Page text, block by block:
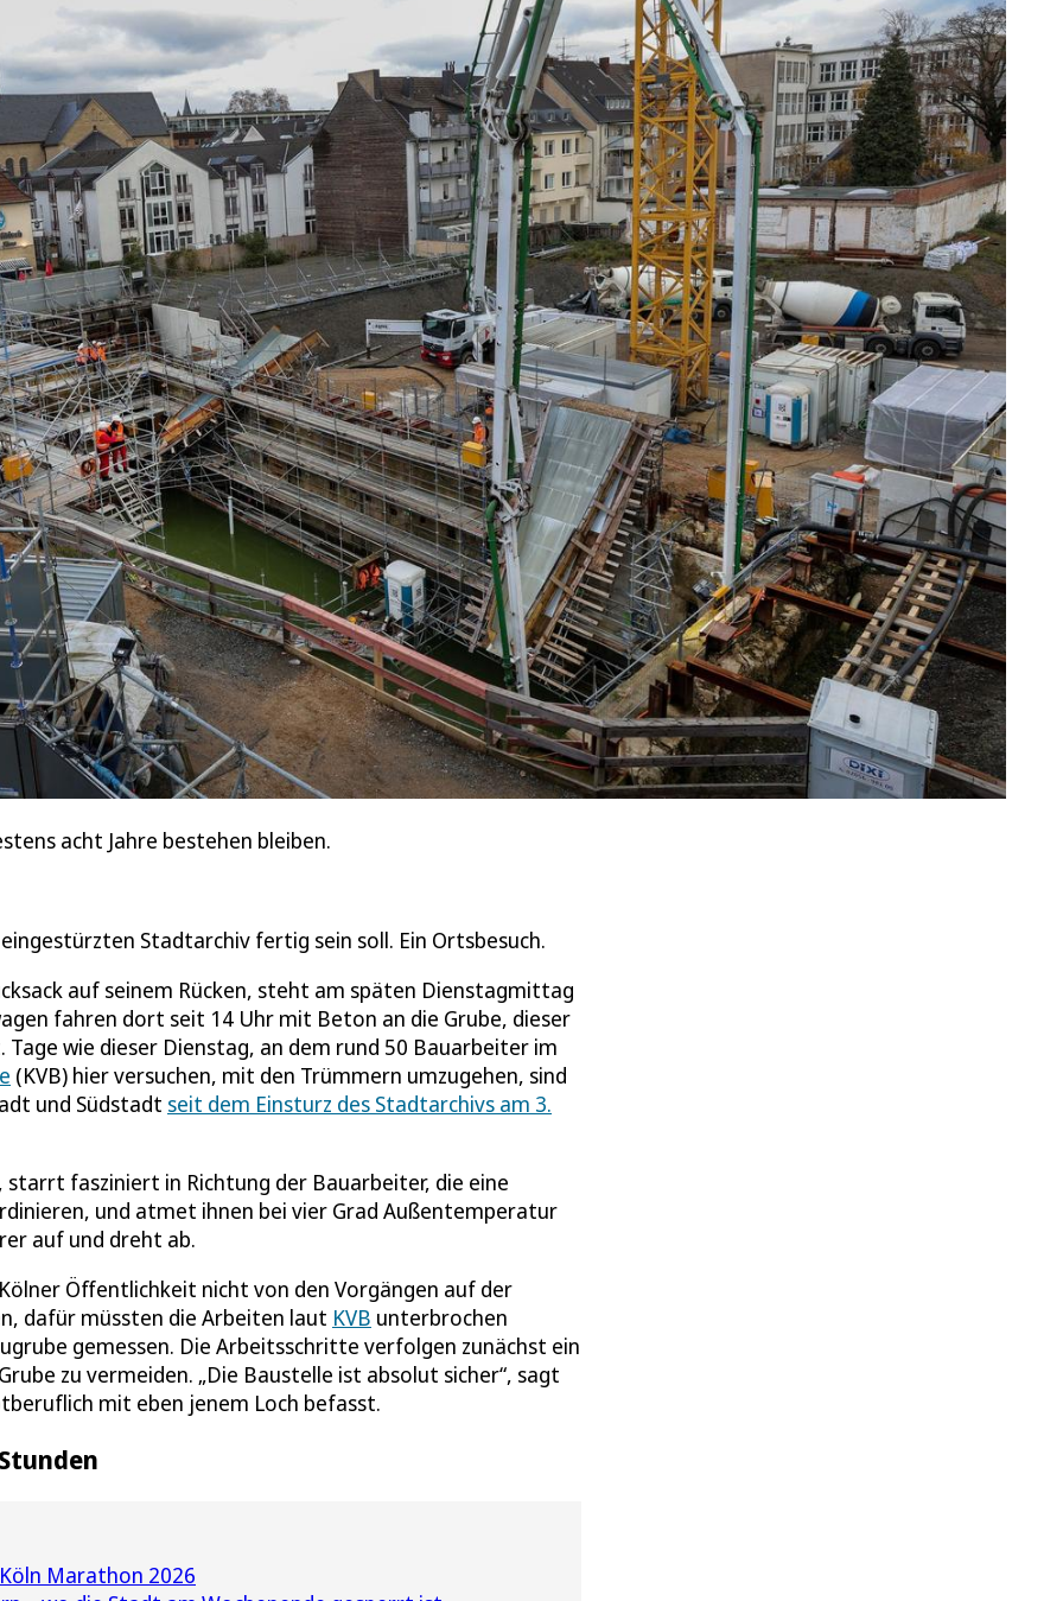
acht Jahre bestehen bleiben.
Stadtarchiv fertig sein soll. Ein Ortsbesuch.
auf seinem Rücken, steht am späten Dienstagmittag
fahren dort seit 14 Uhr mit Beton an die Grube, dieser
wie dieser Dienstag, an dem rund 50 Bauarbeiter im
(KVB) hier versuchen, mit den Trümmern umzugehen, sind
und Südstadt seit dem Einsturz des Stadtarchivs am 3.
starrt fasziniert in Richtung der Bauarbeiter, die eine
und atmet ihnen bei vier Grad Außentemperatur
auf und dreht ab.
Öffentlichkeit nicht von den Vorgängen auf der
dafür müssten die Arbeiten laut KVB unterbrochen
gemessen. Die Arbeitsschritte verfolgen zunächst ein
zu vermeiden. „Die Baustelle ist absolut sicher“, sagt
mit eben jenem Loch befasst.
Marathon 2026